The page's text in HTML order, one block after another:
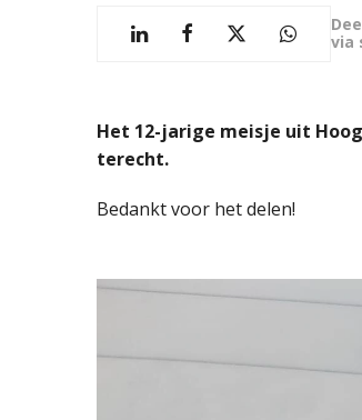
via
Het 12-jarige meisje uit
terecht.
Bedankt voor het delen!